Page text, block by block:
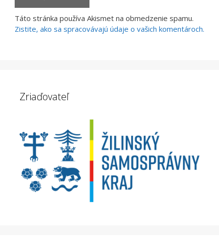
Táto stránka používa Akismet na obmedzenie spamu.
Zistite, ako sa spracovávajú údaje o vašich komentároch.
Zriaďovateľ